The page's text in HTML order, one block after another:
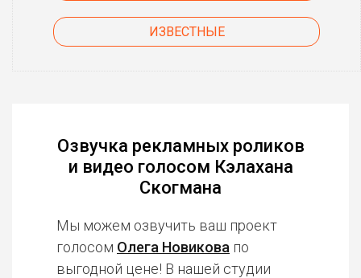
ИЗВЕСТНЫЕ
Озвучка рекламных роликов
и видео голосом Кэлахана
Скогмана
Мы можем озвучить ваш проект
голосом Олега Новикова по
выгодной цене! В нашей студии